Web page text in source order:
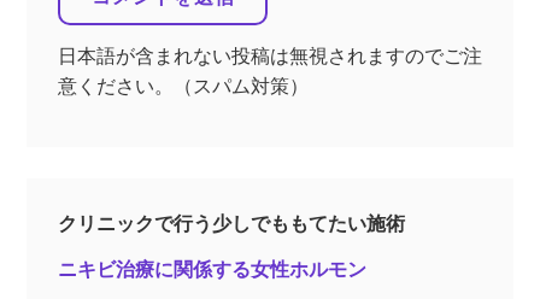
日本語が含まれない投稿は無視されますのでご注
意ください。（スパム対策）
クリニックで行う少しでももてたい施術
ニキビ治療に関係する女性ホルモン